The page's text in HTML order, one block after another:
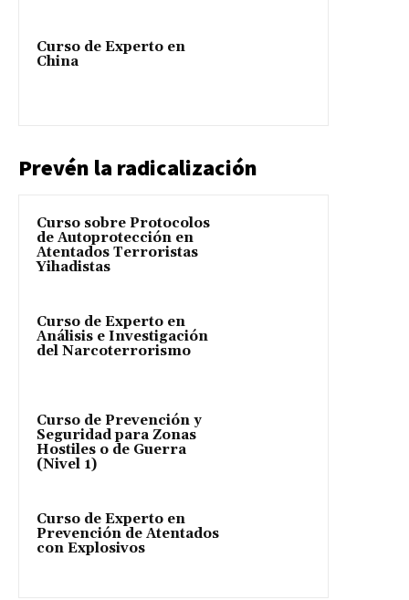
Curso de Experto en
China
Prevén la radicalización
Curso sobre Protocolos
de Autoprotección en
Atentados Terroristas
Yihadistas
Curso de Experto en
Análisis e Investigación
del Narcoterrorismo
Curso de Prevención y
Seguridad para Zonas
Hostiles o de Guerra
(Nivel 1)
Curso de Experto en
Prevención de Atentados
con Explosivos